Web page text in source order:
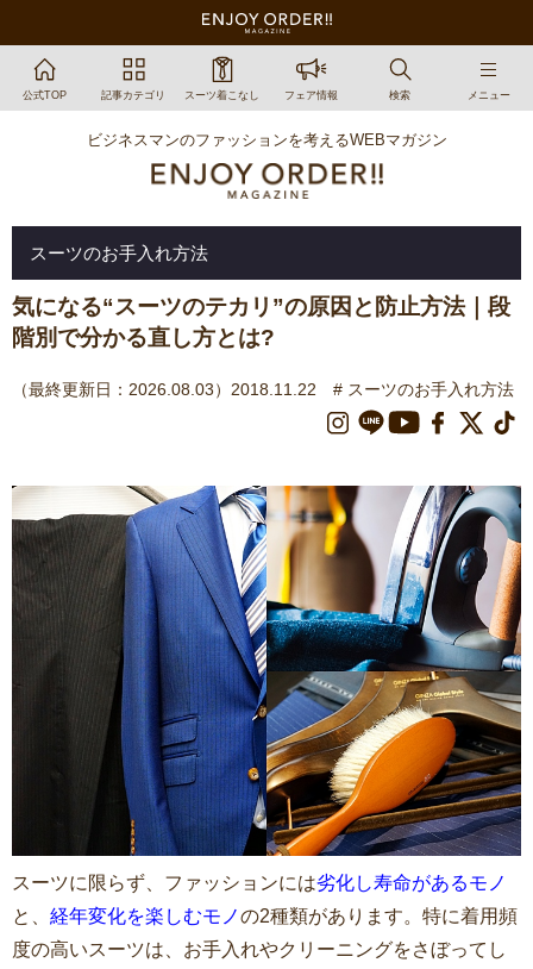
公式TOP 記事カテゴリ スーツ着こなし フェア情報 検索 メニュー
ビジネスマンのファッションを考えるWEBマガジン
スーツのお手入れ方法
気になる“スーツのテカリ”の原因と防止方法｜段
階別で分かる直し方とは?
（最終更新日：2026.08.03）2018.11.22 # スーツのお手入れ方法
スーツに限らず、ファッションには劣化し寿命があるモノ
と、 経年変化を楽しむモノの2種類があります。特に着用頻
度の高いスーツは、お手入れやクリーニングをさぼってし